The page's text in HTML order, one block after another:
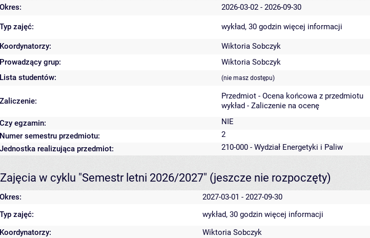
Okres: 2026-03-02 - 2026-09-30
Typ zajęć: wykład, 30 godzin więcej informacji
Koordynatorzy:
Wiktoria Sobczyk
Prowadzący grup:
Wiktoria Sobczyk
Lista studentów:
(nie masz dostępu)
Zaliczenie:
Przedmiot - Ocena końcowa z przedmiotu
wykład - Zaliczenie na ocenę
Czy egzamin:
NIE
Numer semestru przedmiotu:
2
Jednostka realizująca przedmiot:
210-000 - Wydział Energetyki i Paliw
Zajęcia w cyklu "Semestr letni 2026/2027" (jeszcze nie rozpoczęty)
Okres: 2027-03-01 - 2027-09-30
Typ zajęć: wykład, 30 godzin więcej informacji
Koordynatorzy:
Wiktoria Sobczyk